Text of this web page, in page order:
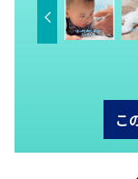
こ